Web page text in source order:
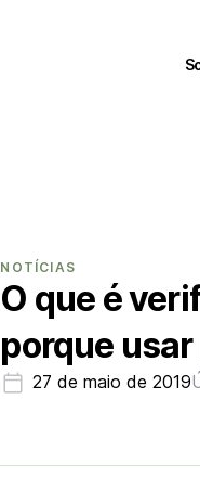
NOTÍCIAS
O que é
porque
27 de maio de 2019